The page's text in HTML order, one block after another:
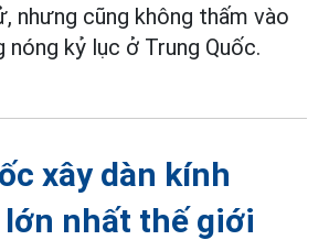
nhưng cũng không thấm vào
kỷ lục ở Trung Quốc.
xây dàn kính
nhất thế giới